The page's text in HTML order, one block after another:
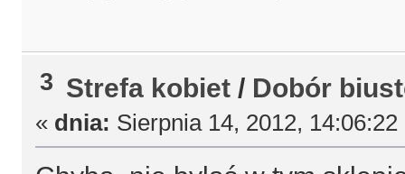
3 Strefa kobiet / Dobór
« dnia: Sierpnia 14, 2012,